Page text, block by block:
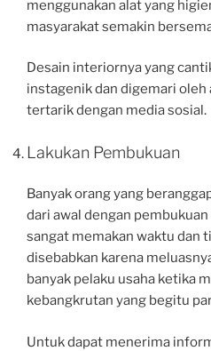
menggunakan alat yang
masyarakat semakin
Desain interiornya yang
instagenik dan digemari oleh
tertarik dengan media sosial.
Lakukan Pembukuan
Banyak orang yang
dari awal dengan
sangat memakan waktu dan
disebabkan karena
banyak pelaku usaha ketika
kebangkrutan yang begitu
Untuk dapat menerima